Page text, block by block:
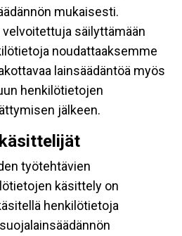
mukaisesti.
säilyttämään
noudattaaksemme
lainsäädäntöä myös
henkilötietojen
jälkeen.
työtehtävien
käsittely on
henkilötietoja